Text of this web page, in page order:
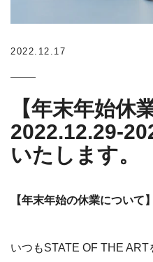
2022.12.17
【年末年始休
2022.12.29-
いたします。
【年末年始の休業について】
いつもSTATE OF THE